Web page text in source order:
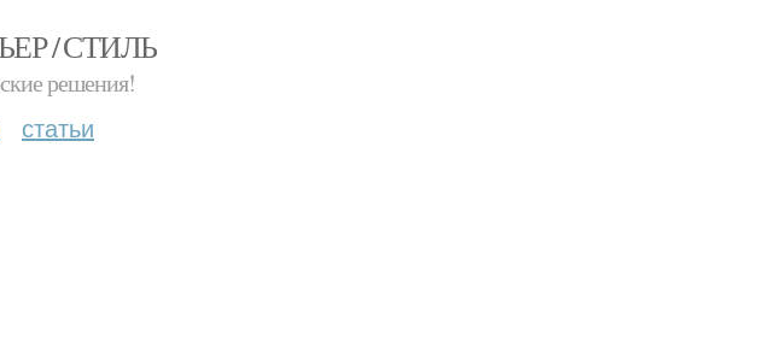
/ СТИЛЬ
решения!
статьи